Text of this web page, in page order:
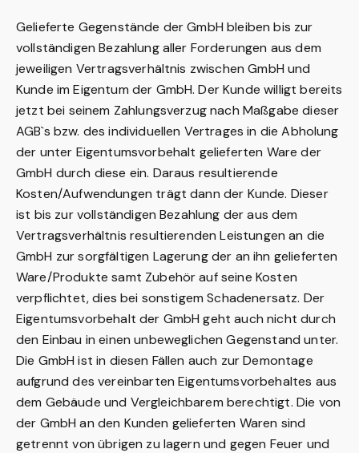
Gelieferte Gegenstände der GmbH bleiben bis zur
vollständigen Bezahlung aller Forderungen aus dem
jeweiligen Vertragsverhältnis zwischen GmbH und
Kunde im Eigentum der GmbH. Der Kunde willigt bereits
jetzt bei seinem Zahlungsverzug nach Maßgabe dieser
AGB`s bzw. des individuellen Vertrages in die Abholung
der unter Eigentumsvorbehalt gelieferten Ware der
GmbH durch diese ein. Daraus resultierende
Kosten/Aufwendungen trägt dann der Kunde. Dieser
ist bis zur vollständigen Bezahlung der aus dem
Vertragsverhältnis resultierenden Leistungen an die
GmbH zur sorgfältigen Lagerung der an ihn gelieferten
Ware/Produkte samt Zubehör auf seine Kosten
verpflichtet, dies bei sonstigem Schadenersatz. Der
Eigentumsvorbehalt der GmbH geht auch nicht durch
den Einbau in einen unbeweglichen Gegenstand unter.
Die GmbH ist in diesen Fällen auch zur Demontage
aufgrund des vereinbarten Eigentumsvorbehaltes aus
dem Gebäude und Vergleichbarem berechtigt. Die von
der GmbH an den Kunden gelieferten Waren sind
getrennt von übrigen zu lagern und gegen Feuer und